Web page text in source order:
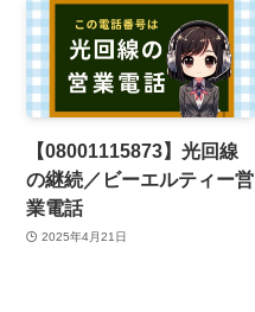
【08001115873】光回線
の継続／ビーエルティー営
業電話
2025年4月21日